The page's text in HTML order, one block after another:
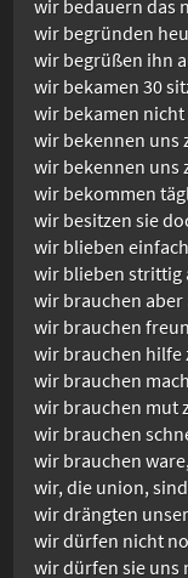
wir bedauern das
wir begründen
wir begrüßen ihn
wir bekamen 30
wir bekamen
wir bekennen uns
wir bekennen uns
wir bekommen
wir besitzen sie
wir blieben
wir blieben strittig
wir brauchen
wir brauchen
wir brauchen hilfe
wir brauchen
wir brauchen mut
wir brauchen
wir brauchen
wir, die union,
wir drängten
wir dürfen nicht
wir dürfen sie uns